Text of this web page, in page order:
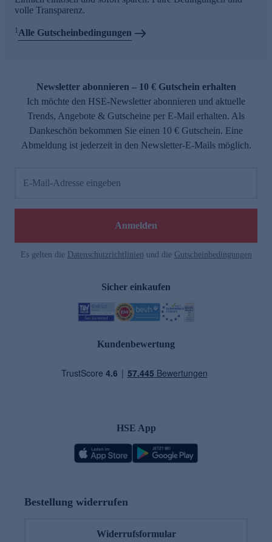
volle Transparenz.
1Alle Gutscheinbedingungen
Newsletter abonnieren – 10 € Gutschein erhalten
Ich möchte den HSE-Newsletter abonnieren und aktuelle
Trends, Angebote & Gutscheine per E-Mail erhalten. Als
Dankeschön bekommen Sie einen 10 € Gutschein. Eine
Abmeldung ist jederzeit in den Newsletter-E-Mails möglich.
E-Mail-Adresse eingeben
Anmelden
Es gelten die Datenschutzrichtlinien und die Gutscheinbedingungen
Sicher einkaufen
Kundenbewertung
HSE App
Bestellung widerrufen
Widerrufsformular